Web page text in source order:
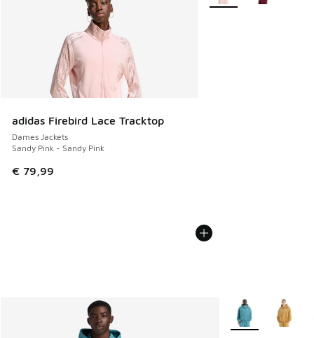
adidas Firebird Lace Tracktop
Dames Jackets
Sandy Pink - Sandy Pink
€ 79,99
Meer kleuren